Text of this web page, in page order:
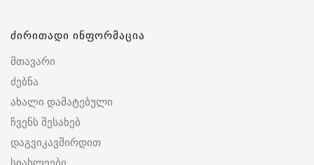
ძირითადი ინფორმაცია
მთავარი
ძებნა
ახალი დამატებული
ჩვენს შესახებ
დაგვიკავშირდით